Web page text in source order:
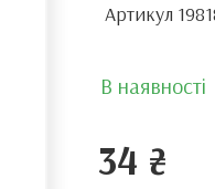
Артикул
В наявності
34 ₴